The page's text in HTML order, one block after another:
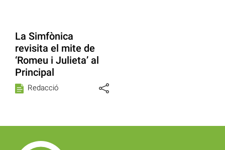
La Simfònica
revisita el mite de
‘Romeu i Julieta’ al
Principal
Redacció